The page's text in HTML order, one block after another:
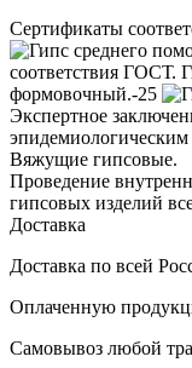
Сертификаты
соответствия ГОСТ.
формовочный.-25
Экспертное
Вяжущие гипсовые.
Проведение
гипсовых изделий
Доставка
Доставка по всей
Оплаченную
Самовывоз любой